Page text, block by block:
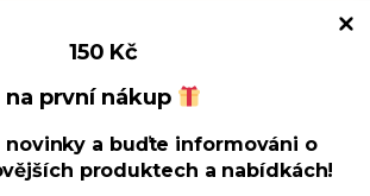
Spravovat souhlas s cookies
návody
150 Kč
na první nákup
a buďte informováni o
produktech a nabídkách!